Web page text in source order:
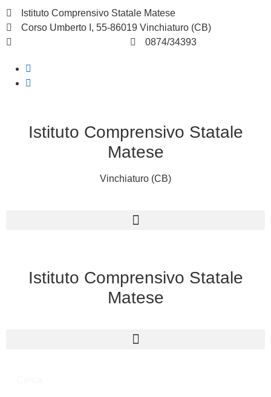
Istituto Comprensivo Statale Matese
Corso Umberto I, 55-86019 Vinchiaturo (CB)
0874/34393
Istituto Comprensivo Statale
Matese
Vinchiaturo (CB)
Istituto Comprensivo Statale
Matese